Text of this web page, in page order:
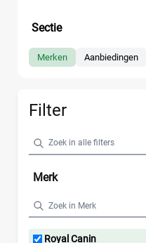
Sectie
Merken Aanbiedingen
Filter
Merk
Royal Canin